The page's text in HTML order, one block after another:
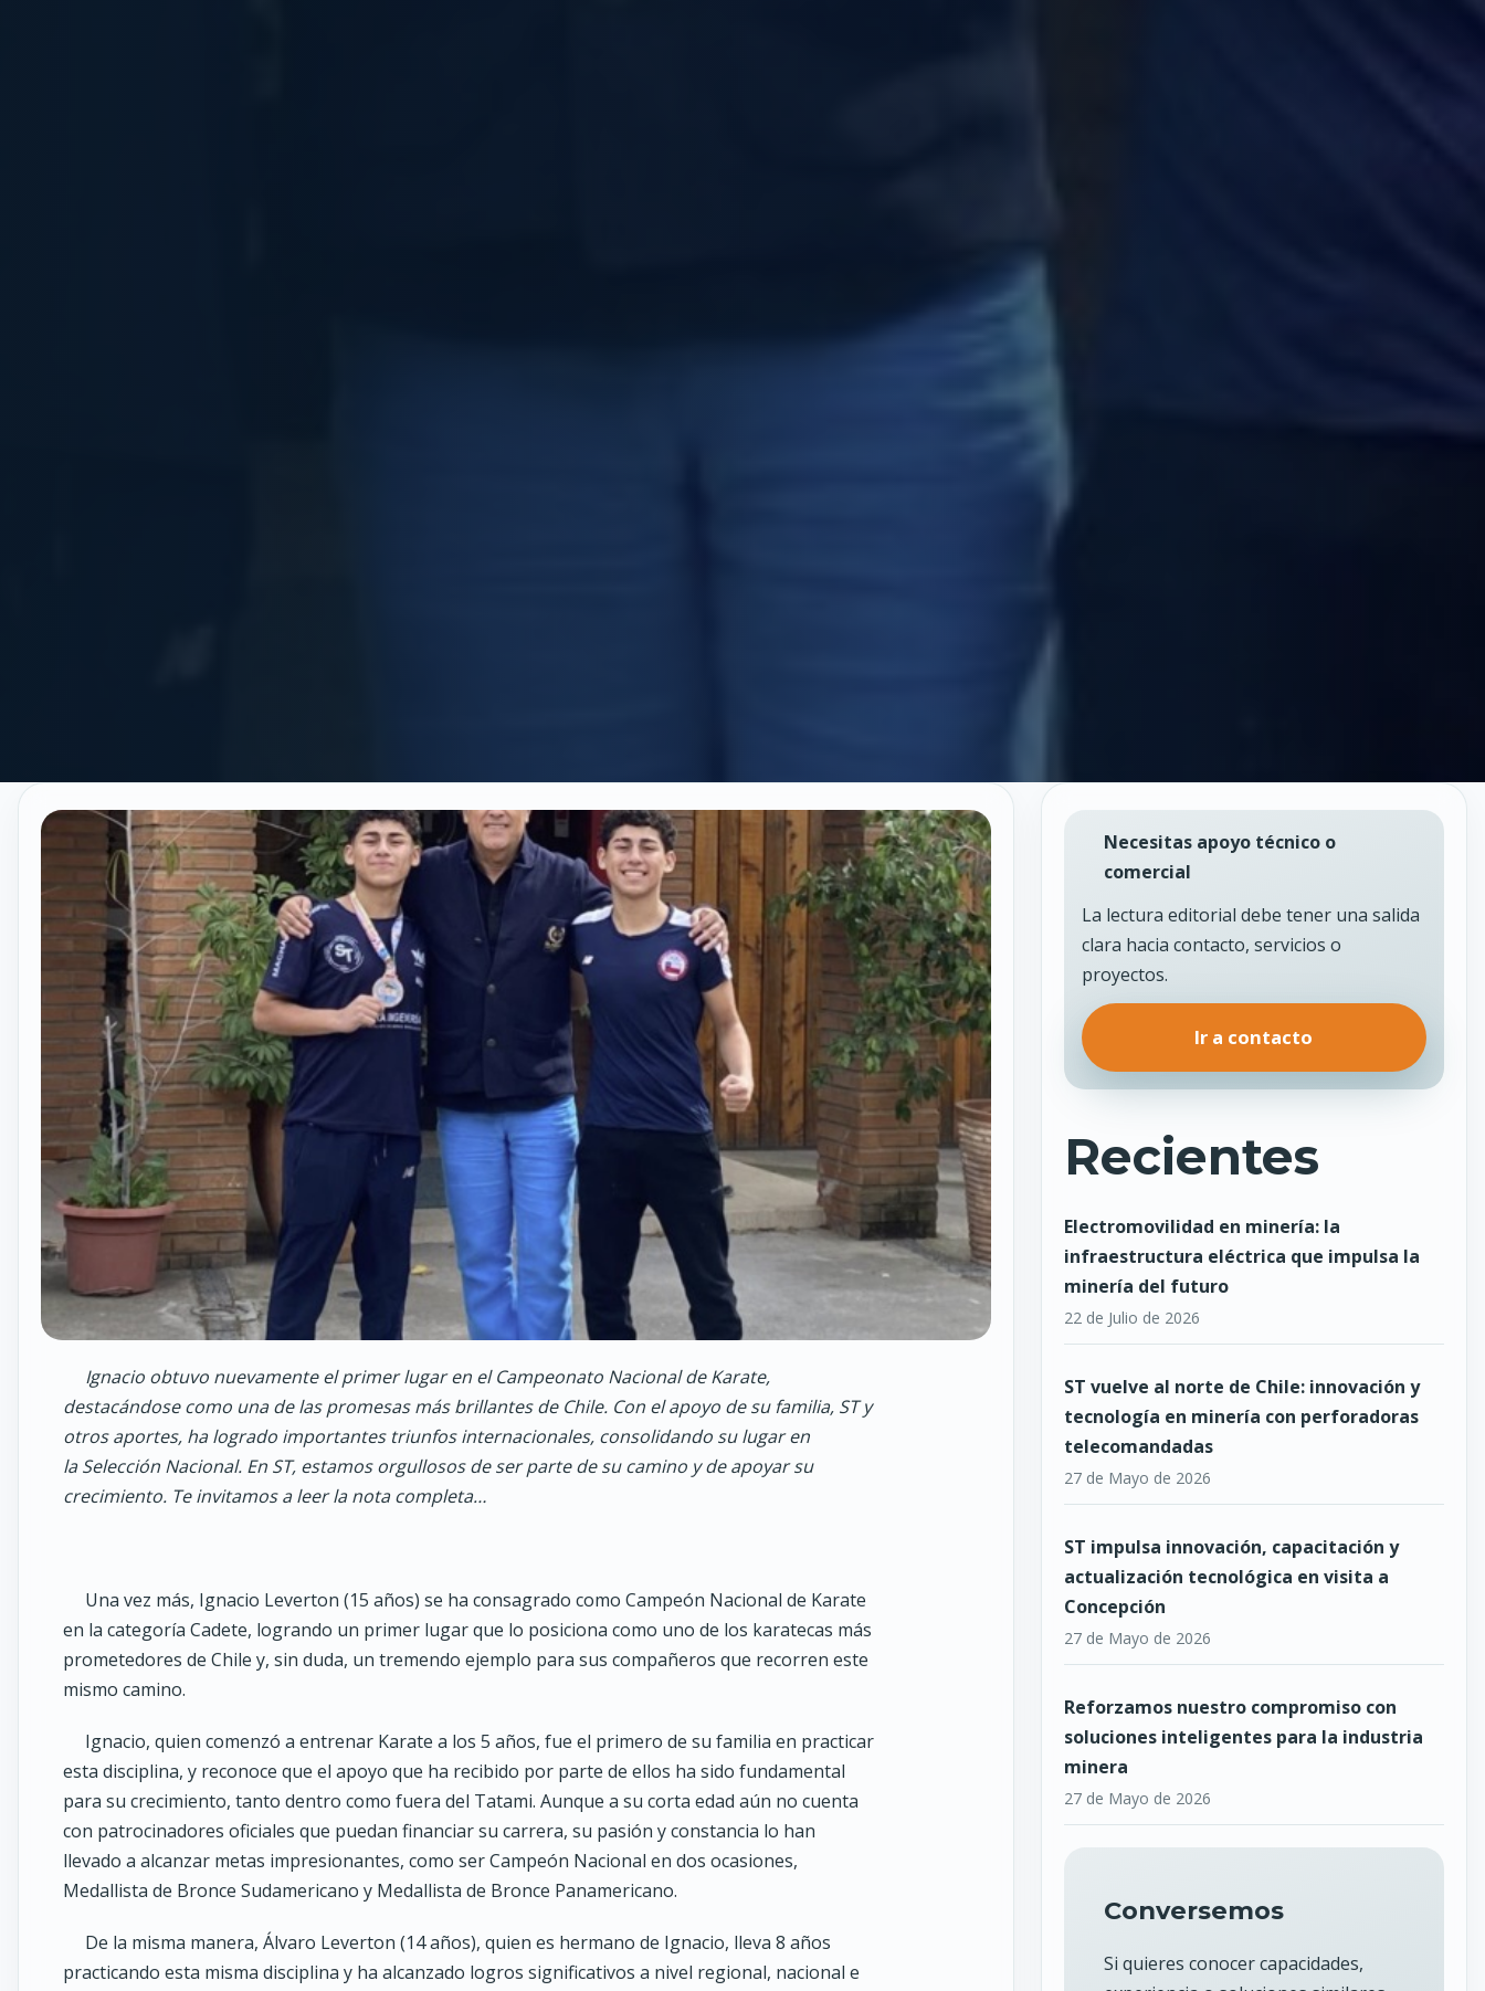
Ignacio obtuvo nuevamente el primer lugar en el Campeonato Nacional de Karate,
destacándose como una de las promesas más brillantes de Chile. Con el apoyo de su familia, ST y
otros aportes, ha logrado importantes triunfos internacionales, consolidando su lugar en
la Selección Nacional. En ST, estamos orgullosos de ser parte de su camino y de apoyar su
crecimiento. Te invitamos a leer la nota completa…
Una vez más, Ignacio Leverton (15 años) se ha consagrado como Campeón Nacional de Karate
en la categoría Cadete, logrando un primer lugar que lo posiciona como uno de los karatecas más
prometedores de Chile y, sin duda, un tremendo ejemplo para sus compañeros que recorren este
mismo camino.
Ignacio, quien comenzó a entrenar Karate a los 5 años, fue el primero de su familia en practicar
esta disciplina, y reconoce que el apoyo que ha recibido por parte de ellos ha sido fundamental
para su crecimiento, tanto dentro como fuera del Tatami. Aunque a su corta edad aún no cuenta
con patrocinadores oficiales que puedan financiar su carrera, su pasión y constancia lo han
llevado a alcanzar metas impresionantes, como ser Campeón Nacional en dos ocasiones,
Medallista de Bronce Sudamericano y Medallista de Bronce Panamericano.
De la misma manera, Álvaro Leverton (14 años), quien es hermano de Ignacio, lleva 8 años
practicando esta misma disciplina y ha alcanzado logros significativos a nivel regional, nacional e
Necesitas apoyo técnico o
comercial
La lectura editorial debe tener una salida
clara hacia contacto, servicios o
proyectos.
Ir a contacto
Recientes
Electromovilidad en minería: la
infraestructura eléctrica que impulsa la
minería del futuro
22 de Julio de 2026
ST vuelve al norte de Chile: innovación y
tecnología en minería con perforadoras
telecomandadas
27 de Mayo de 2026
ST impulsa innovación, capacitación y
actualización tecnológica en visita a
Concepción
27 de Mayo de 2026
Reforzamos nuestro compromiso con
soluciones inteligentes para la industria
minera
27 de Mayo de 2026
Conversemos
Si quieres conocer capacidades,